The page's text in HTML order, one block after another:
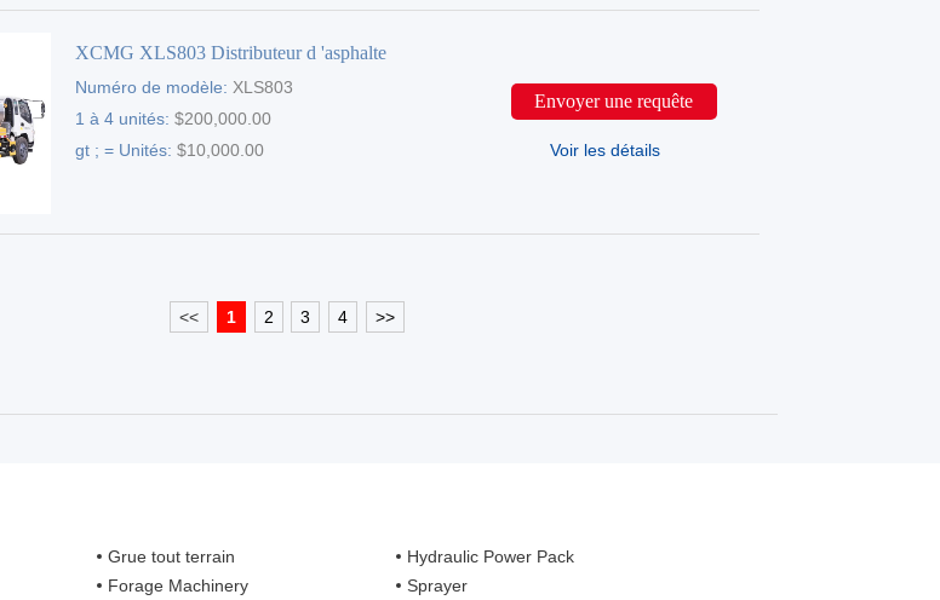
XCMG XLS803 Distributeur d 'asphalte
Numéro de modèle: XLS803
1 à 4 unités:$200,000.00
gt ; = Unités:$10,000.00
Envoyer une requête
Voir les détails
<< 1 2 3 4 >>
Grue tout terrain
Hydraulic Power Pack
Forage Machinery Sprayer